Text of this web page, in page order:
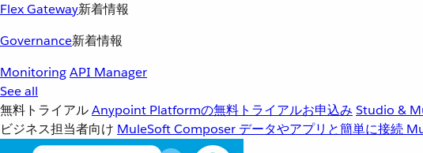
Flex Gateway新着情報
Governance新着情報
MonitoringAPI Manager
See all
無料トライアルAnypoint Platformの無料トライアルお申込み Studio &
ビジネス担当者向け MuleSoft Composer データやアプリと簡単に接続